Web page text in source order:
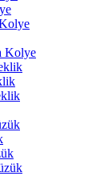
Kolye